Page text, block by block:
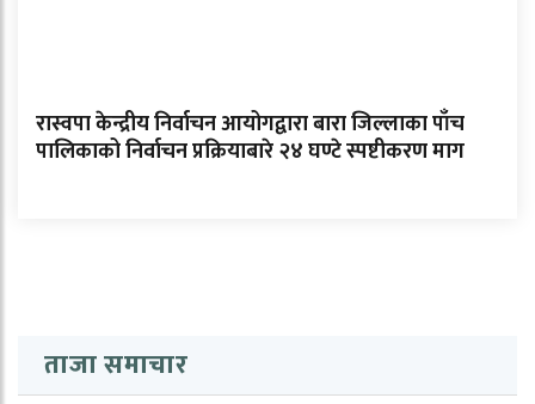
रास्वपा केन्द्रीय निर्वाचन आयोगद्वारा बारा जिल्लाका पाँच
पालिकाको निर्वाचन प्रक्रियाबारे २४ घण्टे स्पष्टीकरण माग
ताजा समाचार